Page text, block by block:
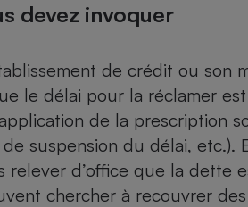
devez invoquer
de crédit ou son
le délai pour la réclamer est
de la prescription
suspension du délai,
relever d’office que la dette
chercher à recouvrer
Téléphone mobile -
Smartphone
Radiateur électrique
Antimoustique